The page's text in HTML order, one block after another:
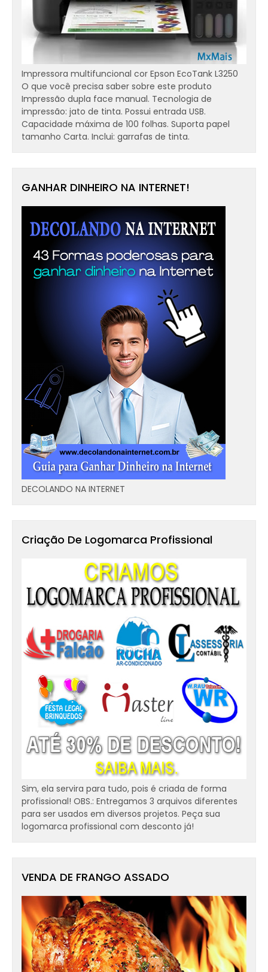
Impressora multifuncional cor Epson EcoTank L3250
O que você precisa saber sobre este produto
Impressão dupla face manual. Tecnologia de
impressão: jato de tinta. Possui entrada USB.
Capacidade máxima de 100 folhas. Suporta papel
tamanho Carta. Inclui: garrafas de tinta.
GANHAR DINHEIRO NA INTERNET!
DECOLANDO NA INTERNET
Criação De Logomarca Profissional
Sim, ela servira para tudo, pois é criada de forma
profissional! OBS.: Entregamos 3 arquivos diferentes
para ser usados em diversos projetos. Peça sua
logomarca profissional com desconto já!
VENDA DE FRANGO ASSADO